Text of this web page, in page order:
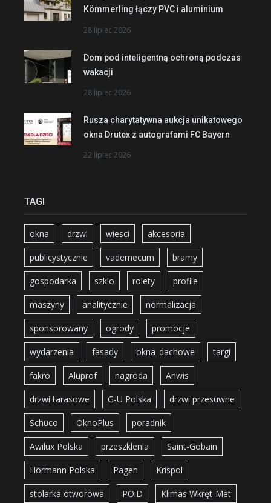
Kömmerling łączy PVC i aluminium
28 lipiec 2026
Dom pod inteligentną ochroną podczas
wakacji
28 lipiec 2026
Rusza charytatywna aukcja unikatowego
okna Drutex z autografami FC Bayern
22 lipiec 2026
TAGI
okna drzwi wiesci akcesoria
publicystycznie vademecum bramy
gospodarka szklo rolety profile
maszyny analitycznie normalizacja
sponsorowany ogrody promocje
wydarzenia fasady okna_dachowe targi
fakro Aluprof nagroda Anwis
drzwi tarasowe G-U Polska drzwi przesuwne
Schüco OknoPlus poradnik
Awilux Polska przeszklenia Saint-Gobain
Hörmann Polska Pagen Krispol
stolarka otworowa POiD Klimas Wkręt-Met